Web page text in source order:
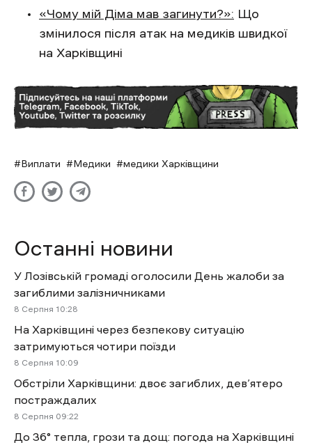
«Чому мій Діма мав загинути?»: Що
змінилося після атак на медиків швидкої
на Харківщині
Виплати Медики медики Харківщини
Останні новини
У Лозівській громаді оголосили День жалоби за
загиблими залізничниками
8 Cерпня 10:28
На Харківщині через безпекову ситуацію
затримуються чотири поїзди
8 Cерпня 10:09
Обстріли Харківщини: двоє загиблих, дев’ятеро
постраждалих
8 Cерпня 09:22
До 36° тепла, грози та дощ: погода на Харківщині